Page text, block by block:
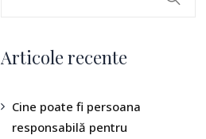
Articole recente
Cine poate fi persoana
responsabilă pentru